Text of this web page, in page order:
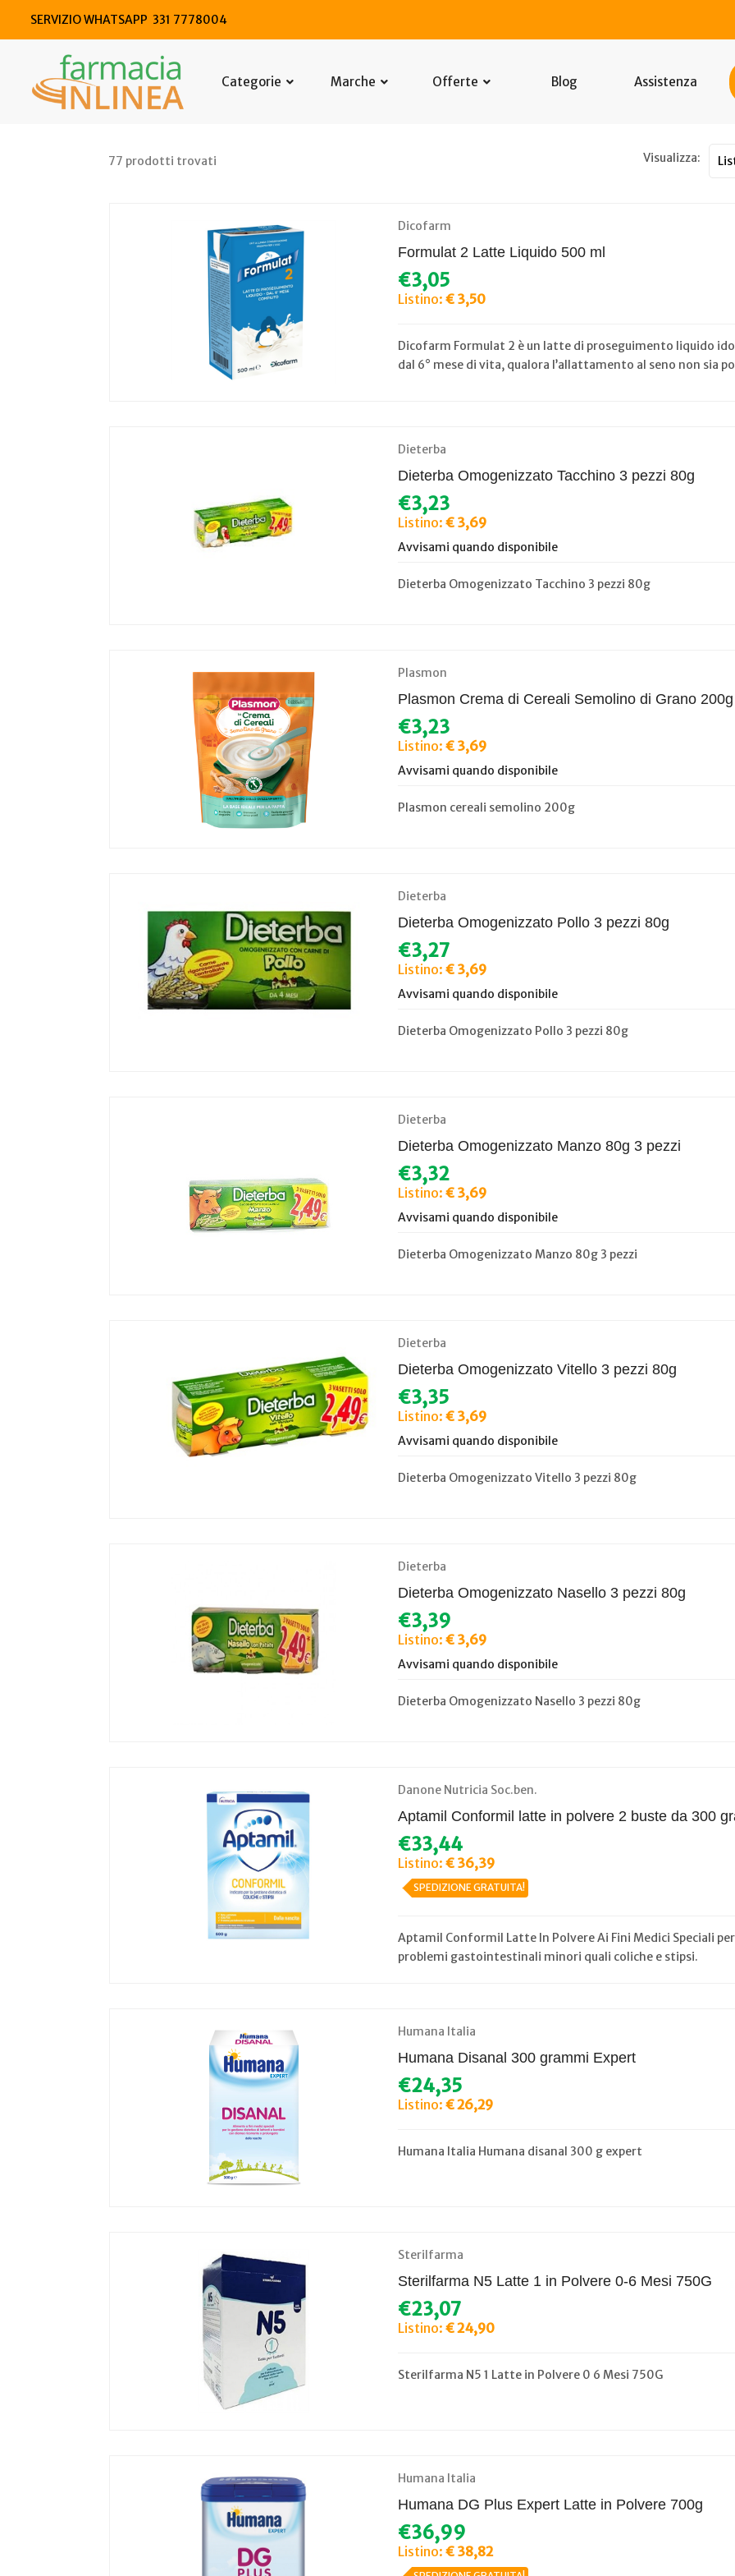
SERVIZIO WHATSAPP 331 7778004
Categorie Marche Offerte Blog Assistenza
77 prodotti trovati Visualizza:
Dicofarm
Formulat 2 Latte Liquido 500 ml
€3,05
Listino: € 3,50
Dicofarm Formulat 2 è un latte di proseguimento liquido
dal 6° mese di vita, qualora l’allattamento al seno non sia
Dieterba
Dieterba Omogenizzato Tacchino 3 pezzi 80g
€3,23
Listino: € 3,69
Avvisami quando disponibile
Dieterba Omogenizzato Tacchino 3 pezzi 80g
Plasmon
Plasmon Crema di Cereali Semolino di Grano 200g
€3,23
Listino: € 3,69
Avvisami quando disponibile
Plasmon cereali semolino 200g
Dieterba
Dieterba Omogenizzato Pollo 3 pezzi 80g
€3,27
Listino: € 3,69
Avvisami quando disponibile
Dieterba Omogenizzato Pollo 3 pezzi 80g
Dieterba
Dieterba Omogenizzato Manzo 80g 3 pezzi
€3,32
Listino: € 3,69
Avvisami quando disponibile
Dieterba Omogenizzato Manzo 80g 3 pezzi
Dieterba
Dieterba Omogenizzato Vitello 3 pezzi 80g
€3,35
Listino: € 3,69
Avvisami quando disponibile
Dieterba Omogenizzato Vitello 3 pezzi 80g
Dieterba
Dieterba Omogenizzato Nasello 3 pezzi 80g
€3,39
Listino: € 3,69
Avvisami quando disponibile
Dieterba Omogenizzato Nasello 3 pezzi 80g
Danone Nutricia Soc.ben.
Aptamil Conformil latte in polvere 2 buste da 300
€33,44
Listino: € 36,39
SPEDIZIONE GRATUITA!
Aptamil Conformil Latte In Polvere Ai Fini Medici Speciali
problemi gastointestinali minori quali coliche e stipsi.
Humana Italia
Humana Disanal 300 grammi Expert
€24,35
Listino: € 26,29
Humana Italia Humana disanal 300 g expert
Sterilfarma
Sterilfarma N5 Latte 1 in Polvere 0-6 Mesi 750G
€23,07
Listino: € 24,90
Sterilfarma N5 1 Latte in Polvere 0 6 Mesi 750G
Humana Italia
Humana DG Plus Expert Latte in Polvere 700g
€36,99
Listino: € 38,82